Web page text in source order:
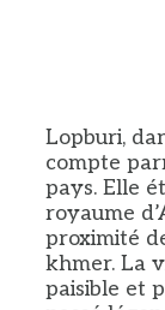
Lopburi,
compte
pays. Elle
royaume
proximité
khmer. La
paisible et